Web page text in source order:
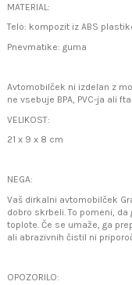
MATERIAL:
Telo: kompozit iz ABS
Pnevmatike: guma
Avtomobilček ni izdelan z
ne vsebuje BPA, PVC-ja ali
VELIKOST:
21 x 9 x 8 cm
NEGA:
Vaš dirkalni avtomobilček
dobro skrbeli. To pomeni,
toplote. Če se umaže, ga
ali abrazivnih čistil ni
OPOZORILO: